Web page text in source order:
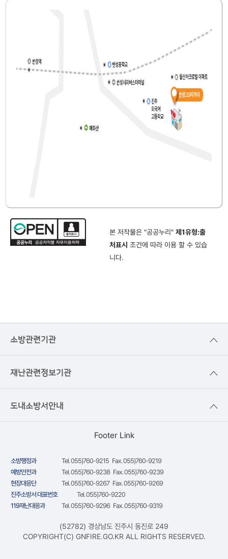
본 저작물은 "공공누리" 제1유형:출
처표시 조건에 따라 이용 할 수 있습
니다.
소방관련기관
재난관련정보기관
도내소방서안내
Footer Link
소방행정과
Tel. 055)760-9215 Fax. 055)760-9219
예방안전과
Tel. 055)760-9238 Fax. 055)760-9239
현장대응단
Tel. 055)760-9267 Fax. 055)760-9269
진주소방서 대표번호
Tel. 055)760-9220
119재난대응과
Tel. 055)760-9296 Fax. 055)760-9319
(52782) 경상남도 진주시 동진로 249
COPYRIGHT(C) GNFIRE.GO.KR ALL RIGHTS RESERVED.